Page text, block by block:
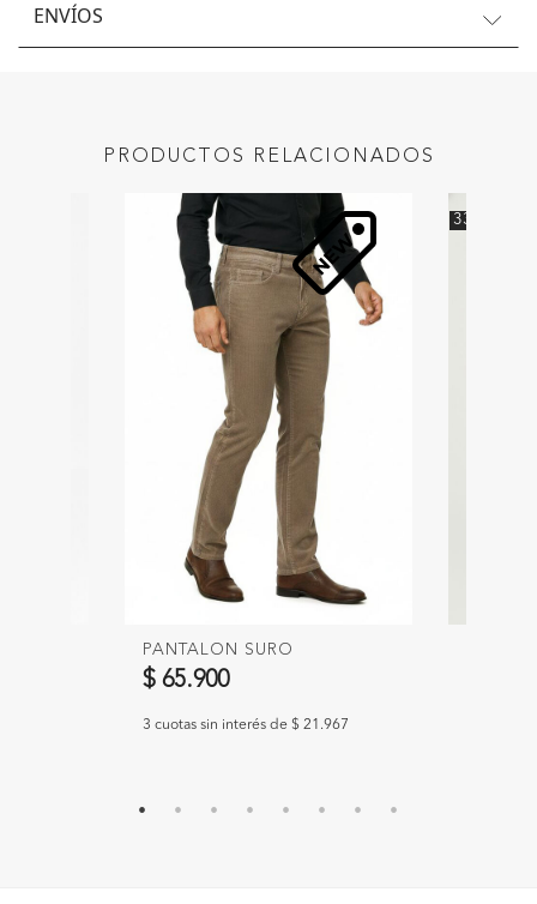
ENVÍOS
PRODUCTOS RELACIONADOS
PANTALON SURO
$ 65.900
3 cuotas sin interés de $ 21.967
33